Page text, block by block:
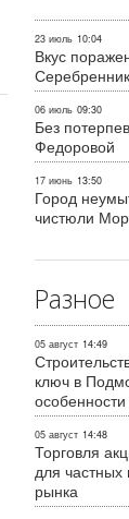
23 июль 10:04
Вкус
06 июль 09:30
Без
Федоровой
17 июнь 13:50
Город
чистюли
Разное
05 август 14:49
ключ в
05 август 14:48
Торговля
для частных
рынка